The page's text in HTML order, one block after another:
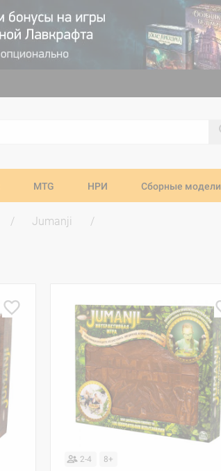
MTG НРИ Сборные модели
Jumanji
2-4 8+